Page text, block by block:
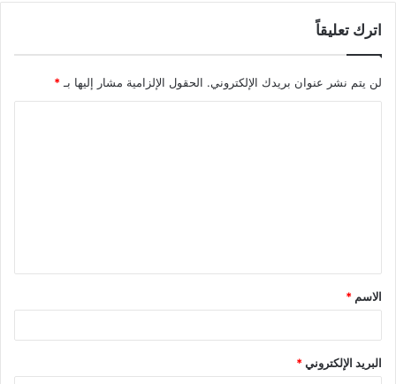
اترك تعليقاً
لن يتم نشر عنوان بريدك الإلكتروني. الحقول الإلزامية مشار إليها بـ*
ق
*
الاسم *
البريد الإلكتروني*